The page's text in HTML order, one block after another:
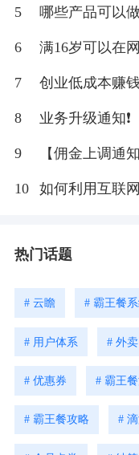
5 哪些产品可以
6 满16岁可以在
7 创业低成本赚
8 业务升级通知❗
9
【佣金上调通
10
如何利用互联
热门话题
# 云瞻 # 霸王餐
# 用户体系 # 外卖
# 优惠券 # 霸王
# 霸王餐攻略 #